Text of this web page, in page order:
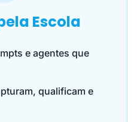
Escola
e agentes que
qualificam e